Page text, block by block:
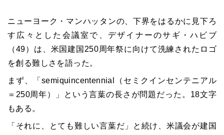
ニューヨーク・マンハッタンの、下界をはるかに見下ろ
す広々とした会議室で、デザイナーのサギ・ハビブ
（49）は、米国建国250周年祭に向けて洗練されたロゴ
を創る難しさを語った。
まず、「semiquincentennial（セミクインセンテニアル
＝250周年）」という言葉の長さが問題だった。18文字
もある。
「それに、とても難しい言葉だ」と続け、米議会が建国